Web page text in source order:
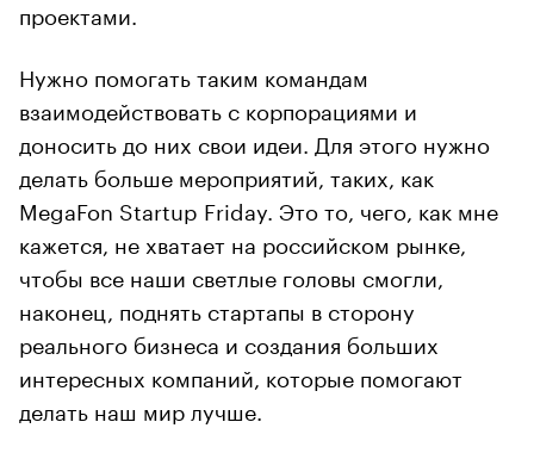
проектами.
Нужно помогать таким командам
взаимодействовать с корпорациями и
доносить до них свои идеи. Для этого нужно
делать больше мероприятий, таких, как
MegaFon Startup Friday. Это то, чего, как мне
кажется, не хватает на российском рынке,
чтобы все наши светлые головы смогли,
наконец, поднять стартапы в сторону
реального бизнеса и создания больших
интересных компаний, которые помогают
делать наш мир лучше.